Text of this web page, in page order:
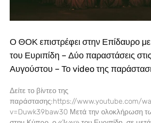
Ο ΘΟΚ επιστρέφει στην Επίδαυρο
του Ευριπίδη – Δύο παραστάσεις
Αυγούστου – Το video της
Δείτε το βίντεο της
παράστασης:https://www.youtube.com/
v=Duwk39baw30 Μετά την ολοκλήρωση